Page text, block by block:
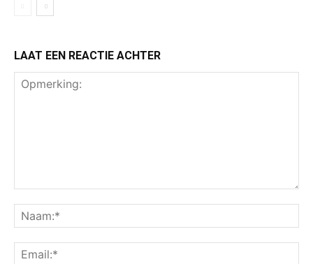
LAAT EEN REACTIE ACHTER